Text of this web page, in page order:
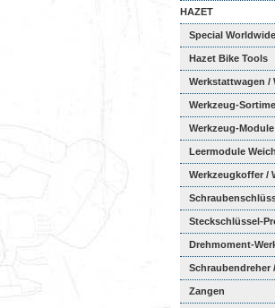
HAZET
Special
Hazet Bike Tools
Werkstattwagen /
Werkzeug-
Werkzeug-Module
Weichschaumeinl...
Leermodule
Werkzeugkoffer /
Steckschlüssel-
Drehmoment-
Schraubendreher
Zangen